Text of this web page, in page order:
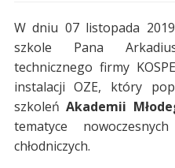
W dniu 07 listopada
szkole Pana
technicznego firmy
instalacji OZE, który
szkoleńAkademii
tematyce
chłodniczych.